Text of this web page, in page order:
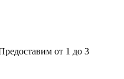
от 1 до 3